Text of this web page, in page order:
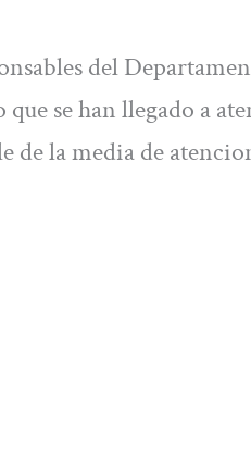
del
se han llegado a
de la media de